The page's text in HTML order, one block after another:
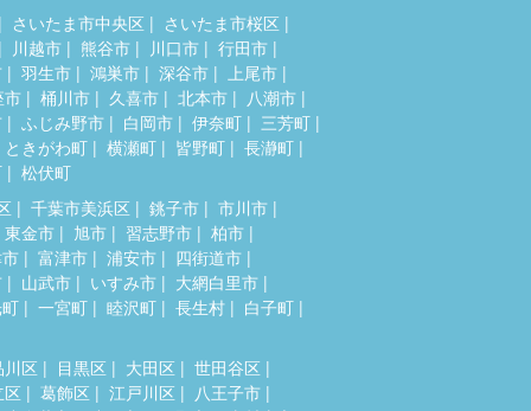
さいたま市中央区
さいたま市桜区
川越市
熊谷市 川口市
行田市
羽生市 鴻巣市 深谷市
上尾市
市
桶川市 久喜市 北本市
八潮市
ふじみ野市 白岡市 伊奈町
三芳町
ときがわ町
横瀬町 皆野町
長瀞町
松伏町
千葉市美浜区 銚子市
市川市
東金市
旭市 習志野市
柏市
富津市 浦安市
四街道市
山武市 いすみ市
大網白里市
一宮町 睦沢町 長生村 白子町
川区 目黒区 大田区
世田谷区
葛飾区 江戸川区
八王子市